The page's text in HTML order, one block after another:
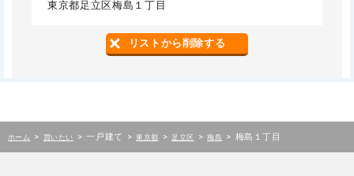
東京都足立区梅島１丁目
リストから削除する
ホーム > 買いたい > 一戸建て > 東京都 > 足立区 > 梅島 > 梅島１丁目